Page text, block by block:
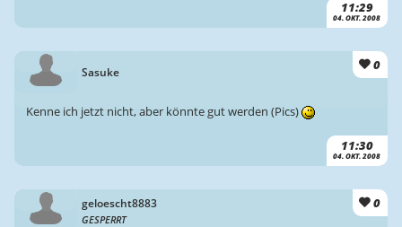
11:29
04. OKT. 2008
Sasuke 0
11:30
04. OKT. 2008
Kenne ich jetzt nicht, aber könnte gut werden (Pics)
geloescht8883
GESPERRT
0